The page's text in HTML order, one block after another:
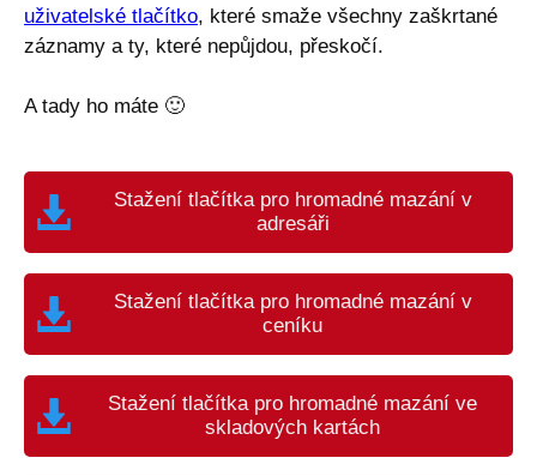
uživatelské tlačítko, které smaže všechny zaškrtané
záznamy a ty, které nepůjdou, přeskočí.
A tady ho máte 🙂
Stažení tlačítka pro hromadné mazání v
adresáři
Stažení tlačítka pro hromadné mazání v
ceníku
Stažení tlačítka pro hromadné mazání ve
skladových kartách